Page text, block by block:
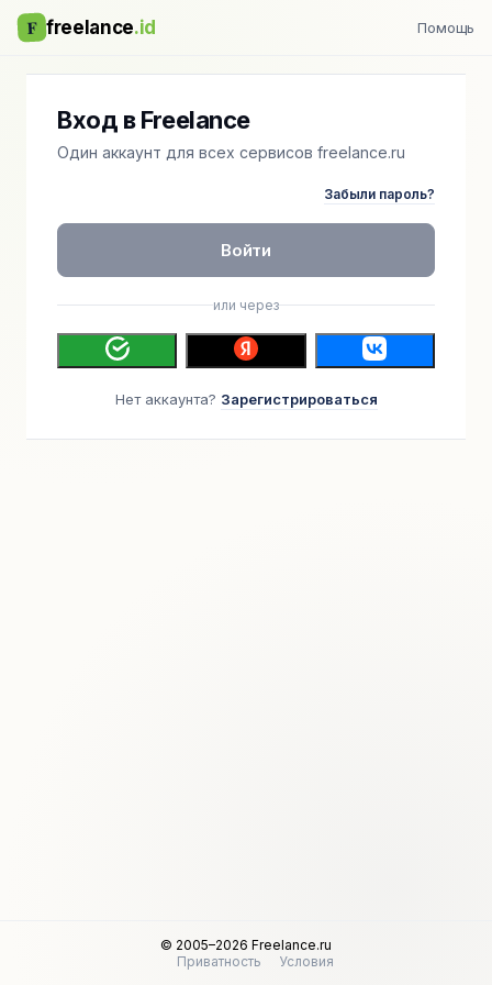
F freelance.id Помощь
Вход в Freelance
Один аккаунт для всех сервисов freelance.ru
Забыли пароль?
Войти
или через
Нет аккаунта? Зарегистрироваться
© 2005–2026 Freelance.ru
Приватность
Условия